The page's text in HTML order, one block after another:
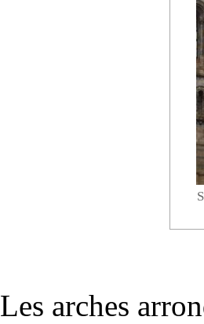
Les arches